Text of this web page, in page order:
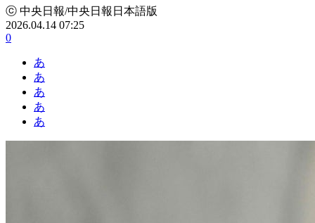
ⓒ 中央日報/中央日報日本語版
2026.04.14 07:25
0
あ
あ
あ
あ
あ